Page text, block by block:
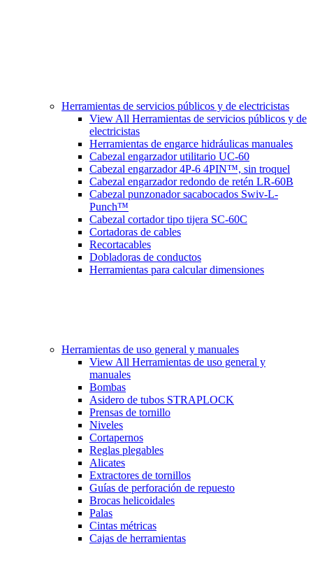
Herramientas de servicios públicos y de electricistas
View All Herramientas de servicios públicos y de
electricistas
Herramientas de engarce hidráulicas manuales
Cabezal engarzador utilitario UC-60
Cabezal engarzador 4P-6 4PIN™, sin troquel
Cabezal engarzador redondo de retén LR-60B
Cabezal punzonador sacabocados Swiv-L-
Punch™
Cabezal cortador tipo tijera SC-60C
Cortadoras de cables
Recortacables
Dobladoras de conductos
Herramientas para calcular dimensiones
Herramientas de uso general y manuales
View All Herramientas de uso general y
manuales
Bombas
Asidero de tubos STRAPLOCK
Prensas de tornillo
Niveles
Cortapernos
Reglas plegables
Alicates
Extractores de tornillos
Guías de perforación de repuesto
Brocas helicoidales
Palas
Cintas métricas
Cajas de herramientas